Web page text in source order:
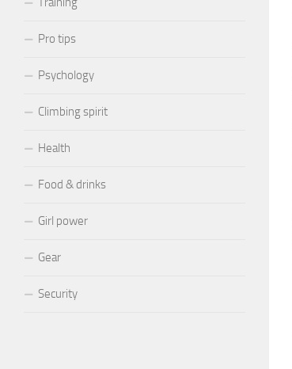
Pro tips
Psychology
Climbing spirit
Health
Food & drinks
Girl power
Gear
Security